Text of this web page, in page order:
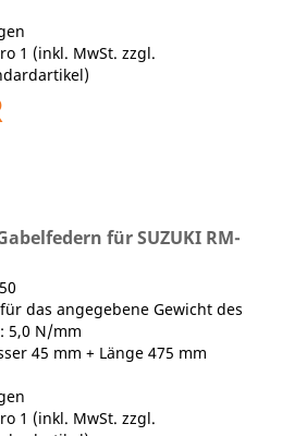
1 (inkl. MwSt. zzgl.
)
für SUZUKI RM-
das angegebene Gewicht des
5,0 N/mm
45 mm + Länge 475 mm
1 (inkl. MwSt. zzgl.